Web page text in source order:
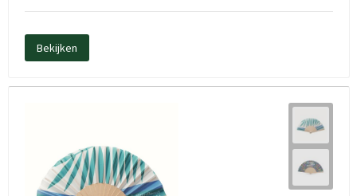
Bekijken